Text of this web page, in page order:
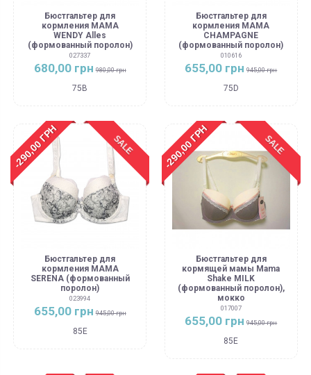
Бюстгальтер для
кормления MAMA
WENDY Alles
(формованный поролон)
027337
680,00 грн 980,00 грн
75B
Бюстгальтер для
кормления MAMA
CHAMPAGNE
(формованный поролон)
010616
655,00 грн 945,00 грн
75D
SALE
-290,00 ГРН
Бюстгальтер для
кормления MAMA
SERENA (формованный
поролон)
023994
655,00 грн 945,00 грн
85E
SALE
-290,00 ГРН
Бюстгальтер для
кормящей мамы Mama
Shake MILK
(формованный поролон),
мокко
017007
655,00 грн 945,00 грн
85E